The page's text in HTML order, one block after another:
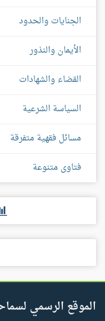
الجنايات والحدود
الأيمان والنذور
القضاء والشهادات
السياسة الشرعية
مسائل فقهية متفرقة
فتاوى متنوعة
الموقع الرسمي